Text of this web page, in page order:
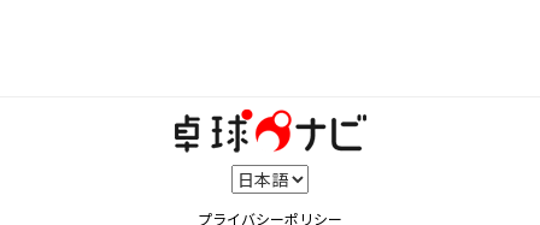
プライバシーポリシー